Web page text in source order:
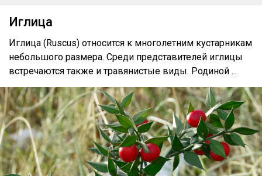
Иглица
Иглица (Ruscus) относится к многолетним кустарникам
небольшого размера. Среди представителей иглицы
встречаются также и травянистые виды. Родиной ...